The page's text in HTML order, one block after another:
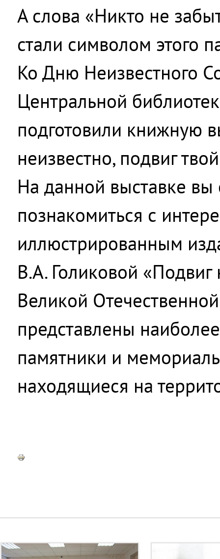
А слова «Никто не
стали символом этого
Ко Дню Неизвестного
Центральной
подготовили книжную
неизвестно, подвиг
На данной выставке
познакомиться с
иллюстрированным
В.А. Голиковой
Великой
представлены
памятники и
находящиеся на